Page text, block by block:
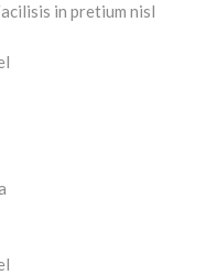
in pretium nisl